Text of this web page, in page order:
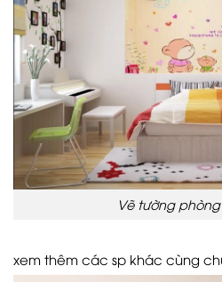
Vẽ tường
xem thêm các sp khác cùng